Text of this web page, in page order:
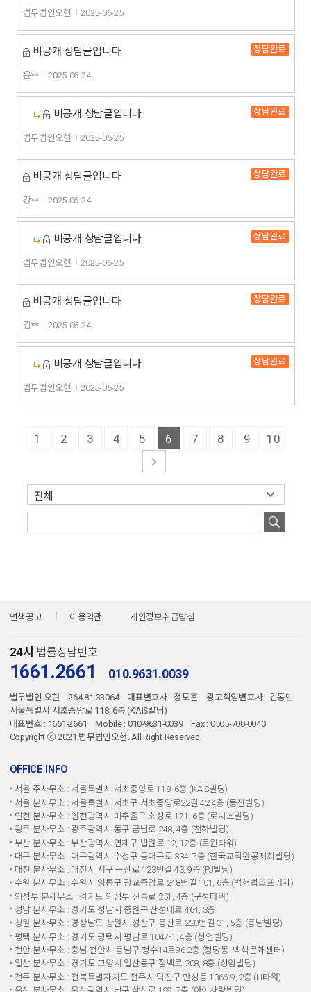
법무법인오현 2025-06-25
비공개 상담글입니다 상담완료
윤** 2025-06-24
비공개 상담글입니다 상담완료
법무법인오현 2025-06-25
비공개 상담글입니다 상담완료
강** 2025-06-24
비공개 상담글입니다 상담완료
법무법인오현 2025-06-25
비공개 상담글입니다 상담완료
김** 2025-06-24
비공개 상담글입니다 상담완료
법무법인오현 2025-06-25
1 2 3 4 5 6 7 8 9 10
면책공고 이용약관 개인정보취급방침
24시 법률상담번호
1661.2661 010.9631.0039
법무법인 오현 264-81-33064 대표변호사 : 정도훈
광고책임변호사 : 김동민
서울특별시 서초중앙로 118, 6층 (KAIS빌딩)
대표번호 : 1661-2661
Mobile : 010-9631-0039
Fax : 0505-700-0040
Copyright ⓒ 2021 법무법인오현. All Right Reserved.
OFFICE INFO
서울 주사무소 : 서울특별시 서초중앙로 118, 6층 (KAIS빌딩)
서울 분사무소 : 서울특별시 서초구 서초중앙로22길 42 4층 (동진빌딩)
인천 분사무소 : 인천광역시 미추홀구 소성로 171, 6층 (로시스빌딩)
광주 분사무소 : 광주광역시 동구 금남로 248, 4층 (천하빌딩)
부산 분사무소 : 부산광역시 연제구 법원로 12, 12층 (로윈타워)
대구 분사무소 : 대구광역시 수성구 동대구로 334, 7층 (한국교직원공제회빌딩)
대전 분사무소 : 대전시 서구 둔산로 123번길 43, 9층 (PJ빌딩)
수원 분사무소 : 수원시 영통구 광교중앙로 248번길 101, 6층 (백현법조프라자)
의정부 분사무소 : 경기도 의정부 신흥로 251, 4층 (구성타워)
성남 분사무소 : 경기도 성남시 중원구 산성대로 464, 3층
창원 분사무소 : 경상남도 창원시 성산구 동산로 220번길 31, 5층 (동남빌딩)
평택 분사무소 : 경기도 평택시 평남로 1047-1, 4층 (청언빌딩)
천안 분사무소 : 충남 천안시 동남구 청수14로96 2층 (청당동, 백석문화센터)
일산 분사무소 : 경기도 고양시 일산동구 장백로 208, 8층 (성암빌딩)
전주 분사무소 : 전북특별자치도 전주시 덕진구 만성동 1366-9, 2층 (H타워)